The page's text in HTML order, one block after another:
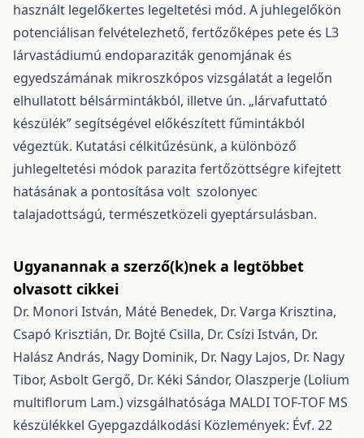
használt legelőkertes legeltetési mód. A juhlegelőkön
potenciálisan felvételezhető, fertőzőképes pete és L3
lárvastádiumú endoparaziták genomjának és
egyedszámának mikroszkópos vizsgálatát a legelőn
elhullatott bélsármintákból, illetve ún. „lárvafuttató
készülék” segítségével előkészített fűmintákból
végeztük. Kutatási célkitűzésünk, a különböző
juhlegeltetési módok parazita fertőzöttségre kifejtett
hatásának a pontosítása volt szolonyec
talajadottságú, természetközeli gyeptársulásban.
Ugyanannak a szerző(k)nek a legtöbbet
olvasott cikkei
Dr. Monori István, Máté Benedek, Dr. Varga Krisztina,
Csapó Krisztián, Dr. Bojté Csilla, Dr. Csízi István, Dr.
Halász András, Nagy Dominik, Dr. Nagy Lajos, Dr. Nagy
Tibor, Asbolt Gergő, Dr. Kéki Sándor, Olaszperje (Lolium
multiflorum Lam.) vizsgálhatósága MALDI TOF-TOF MS
készülékkel Gyepgazdálkodási Közlemények: Évf. 22